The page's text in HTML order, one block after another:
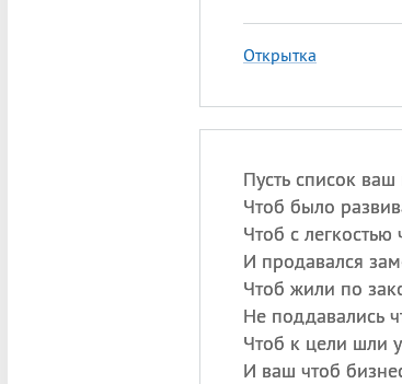
Открытка
Пусть список
Чтоб было
Чтоб с легкостью
И продавался
Чтоб жили по
Не поддавались
Чтоб к цели шли
И ваш чтоб